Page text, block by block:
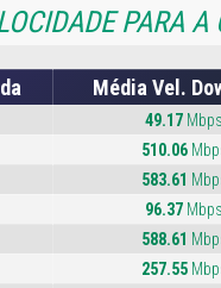
PARA
Média Vel.
49.17 Mbps
510.06
583.61
96.37 Mbps
588.61
257.55